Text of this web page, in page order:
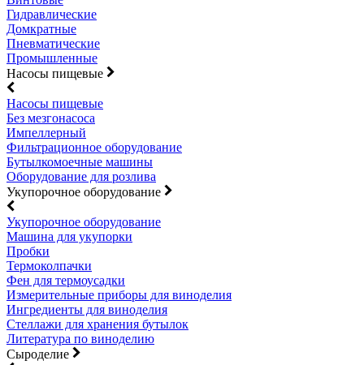
Гидравлические
Домкратные
Пневматические
Промышленные
Насосы пищевые
Насосы пищевые
Без мезгонасоса
Импеллерный
Фильтрационное оборудование
Бутылкомоечные машины
Оборудование для розлива
Укупорочное оборудование
Укупорочное оборудование
Машина для укупорки
Пробки
Термоколпачки
Фен для термоусадки
Измерительные приборы для виноделия
Ингредиенты для виноделия
Стеллажи для хранения бутылок
Литература по виноделию
Сыроделие